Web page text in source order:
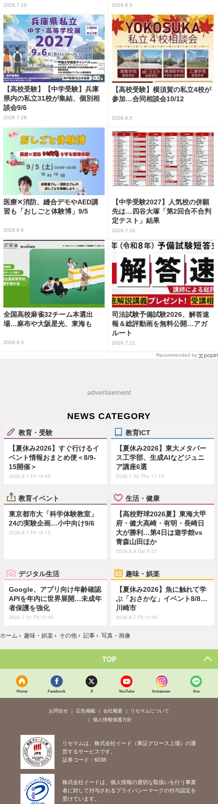
2026.7.10 2026.8.5
【高校受験】【中学受験】兵庫
県内の私立31校が集結、個別相
談会9/6
2026.7.28
【高校受験】横須賀の私立4校が
参加…合同相談会10/12
2026.8.5
医療✕消防、縫合デモやAED講
習も「おしごと体験博」9/5
2026.8.6
【中学受験2027】人気校の併願
先は…四谷大塚「第2回合不合判
定テスト」結果
2026.7.16
全国高校麻雀32チーム本選出
場…麻布や大阪星光、東海も
2026.8.5
司法試験予備試験2026、解答速
報＆総評動画を無料公開…アガ
ルート
2026.7.21
Recommended by
advertisement
NEWS CATEGORY
教育・受験
【夏休み2026】すぐ行けるイ
ベント情報おまとめ便＜8/9-
15開催＞
2026.8.7 Fri 19:45
教育ICT
【夏休み2026】東大メタバー
ス工学部、生成AIなどジュニ
ア講座6選
2026.7.30 Thu 11:15
教育イベント
東京都市大「科学体験教室」
24の実験企画…小中向け9/6
2026.8.7 Fri 18:15
生活・健康
【高校野球2026夏】東海大甲
府・健大高崎・有明・長崎日
大が勝利…第4日は遊学館vs
青森山田ほか
2026.8.8 Sat 9:52
デジタル生活
Google、アプリ向け年齢確認
APIを年内に世界展開…未成年
者保護を強化
2026.7.31 Fri 13:45
趣味・娯楽
【夏休み2026】魚に触れて学
ぶ「おさかな」イベント8/8…
川崎市
2026.8.7 Fri 10:45
ホーム › 趣味・娯楽 › その他 › 記事 › 写真・画像
TOP
Home Facebook X YouTube Instagram line
お問合せ 広告掲載 会社概要
リセマムについて
個人情報保護方針
リセマムは、株式会社イード（東証グロース上場）の運
営するサービスです。
証券コード：6038
株式会社イードは、個人情報の適切な取扱いを行う事業
者に対して付与されるプライバシーマークの付与認定を
受けています。